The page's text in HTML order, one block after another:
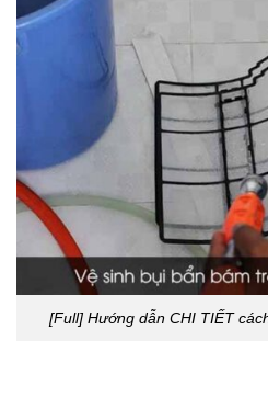
[Full] Hướng dẫn CHI TIẾT